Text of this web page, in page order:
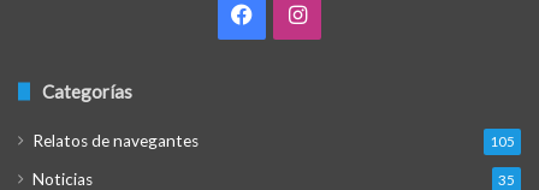
FacebookInstagram
Categorías
Relatos de navegantes 105
Noticias 35